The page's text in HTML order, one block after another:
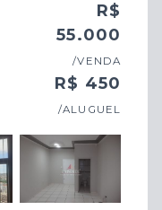
R$
55.000
/VENDA
R$ 450
/ALUGUEL